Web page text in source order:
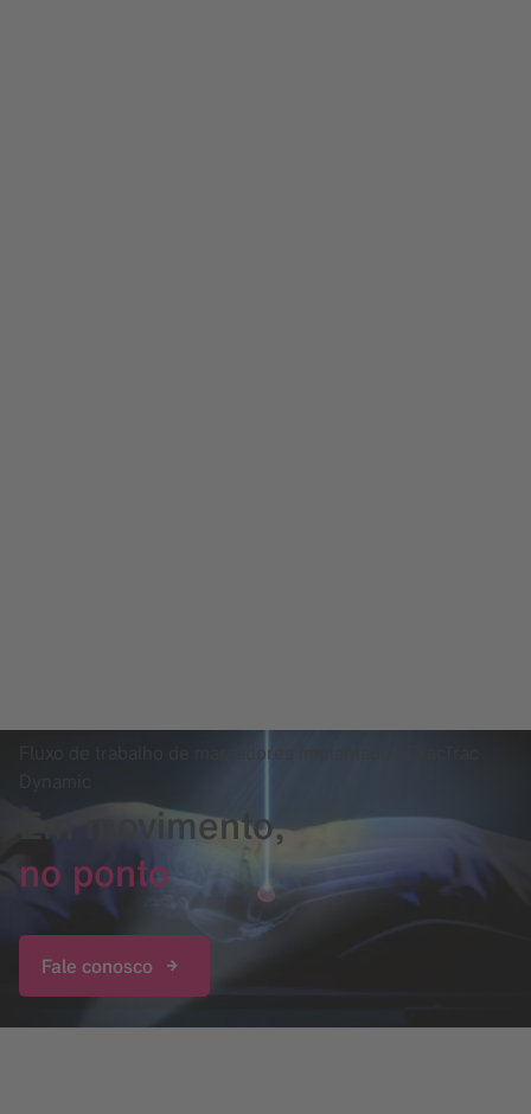
Fluxo de trabalho de marcadores implantados ExacTrac
Em movimento,
no ponto
Fale conosco